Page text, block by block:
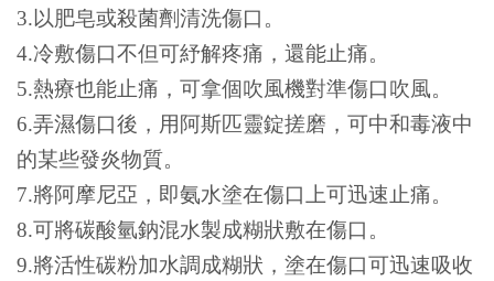
3.以肥皂或殺菌劑清洗傷口。
4.冷敷傷口不但可紓解疼痛，還能止痛。
5.熱療也能止痛，可拿個吹風機對準傷口吹風。
6.弄濕傷口後，用阿斯匹靈錠搓磨，可中和毒液中
的某些發炎物質。
7.將阿摩尼亞，即氨水塗在傷口上可迅速止痛。
8.可將碳酸氫鈉混水製成糊狀敷在傷口。
9.將活性碳粉加水調成糊狀，塗在傷口可迅速吸收